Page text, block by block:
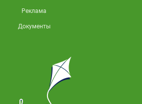
Реклама
Документы